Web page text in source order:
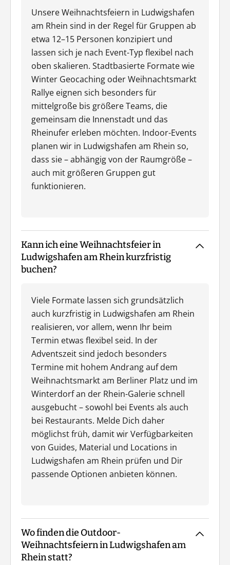
Unsere Weihnachtsfeiern in Ludwigshafen
am Rhein sind in der Regel für Gruppen ab
etwa 12–15 Personen konzipiert und
lassen sich je nach Event-Typ flexibel nach
oben skalieren. Stadtbasierte Formate wie
Winter Geocaching oder Weihnachtsmarkt
Rallye eignen sich besonders für
mittelgroße bis größere Teams, die
gemeinsam die Innenstadt und das
Rheinufer erleben möchten. Indoor-Events
planen wir in Ludwigshafen am Rhein so,
dass sie – abhängig von der Raumgröße –
auch mit größeren Gruppen gut
funktionieren.
Kann ich eine Weihnachtsfeier in
Ludwigshafen am Rhein kurzfristig
buchen?
Viele Formate lassen sich grundsätzlich
auch kurzfristig in Ludwigshafen am Rhein
realisieren, vor allem, wenn Ihr beim
Termin etwas flexibel seid. In der
Adventszeit sind jedoch besonders
Termine mit hohem Andrang auf dem
Weihnachtsmarkt am Berliner Platz und im
Winterdorf an der Rhein-Galerie schnell
ausgebucht – sowohl bei Events als auch
bei Restaurants. Melde Dich daher
möglichst früh, damit wir Verfügbarkeiten
von Guides, Material und Locations in
Ludwigshafen am Rhein prüfen und Dir
passende Optionen anbieten können.
Wo finden die Outdoor-
Weihnachtsfeiern in Ludwigshafen am
Rhein statt?